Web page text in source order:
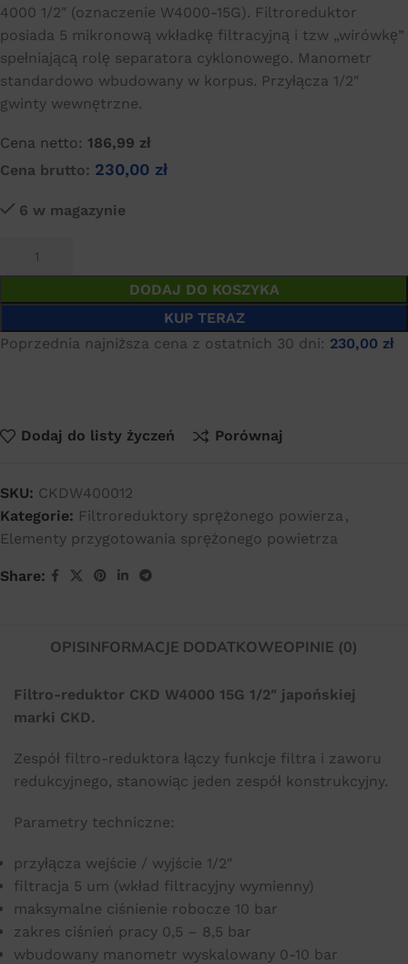
4000 1/2″ (oznaczenie W4000-15G). Filtroreduktor
posiada 5 mikronową wkładkę filtracyjną i tzw „wirówkę”
spełniającą rolę separatora cyklonowego. Manometr
standardowo wbudowany w korpus. Przyłącza 1/2″
gwinty wewnętrzne.
Cena netto: 186,99 zł
Cena brutto: 230,00 zł
6 w magazynie
DODAJ DO KOSZYKA
KUP TERAZ
Poprzednia najniższa cena z ostatnich 30 dni: 230,00 zł
Dodaj do listy życzeń Porównaj
SKU: CKDW400012
Kategorie: Filtroreduktory sprężonego powierza ,
Elementy przygotowania sprężonego powietrza
Share:
OPISINFORMACJE DODATKOWEOPINIE (0)
Filtro-reduktor CKD W4000 15G 1/2″ japońskiej
marki CKD.
Zespół filtro-reduktora łączy funkcje filtra i zaworu
redukcyjnego, stanowiąc jeden zespół konstrukcyjny.
Parametry techniczne:
przyłącza wejście / wyjście 1/2″
filtracja 5 um (wkład filtracyjny wymienny)
maksymalne ciśnienie robocze 10 bar
zakres ciśnień pracy 0,5 – 8,5 bar
wbudowany manometr wyskalowany 0-10 bar